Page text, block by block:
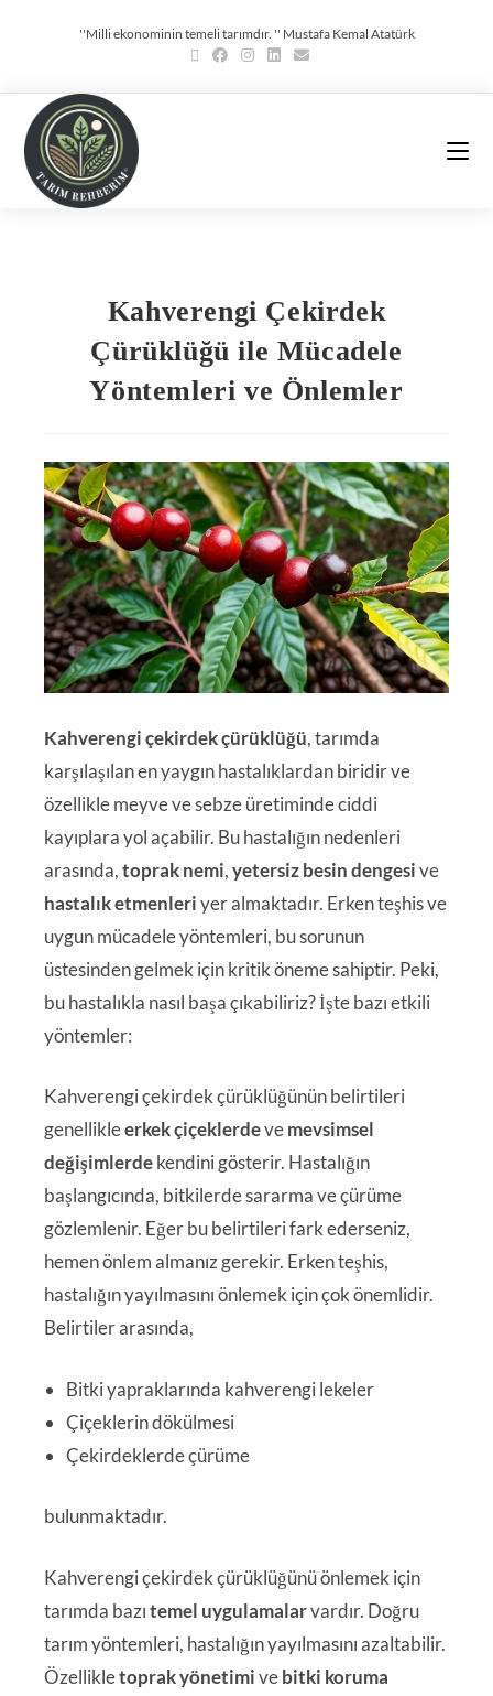
''Milli ekonominin temeli tarımdır. '' Mustafa Kemal Atatürk
Kahverengi Çekirdek
Çürüklüğü ile Mücadele
Yöntemleri ve Önlemler
Kahverengi çekirdek çürüklüğü, tarımda
karşılaşılan en yaygın hastalıklardan biridir ve
özellikle meyve ve sebze üretiminde ciddi
kayıplara yol açabilir. Bu hastalığın nedenleri
arasında,toprak nemi,yetersiz besin dengesive
hastalık etmenleriyer almaktadır. Erken teşhis ve
uygun mücadele yöntemleri, bu sorunun
üstesinden gelmek için kritik öneme sahiptir. Peki,
bu hastalıkla nasıl başa çıkabiliriz? İşte bazı etkili
yöntemler:
Kahverengi çekirdek çürüklüğünün belirtileri
genellikleerkek çiçeklerdevemevsimsel
değişimlerdekendini gösterir. Hastalığın
başlangıcında, bitkilerde sararma ve çürüme
gözlemlenir. Eğer bu belirtileri fark ederseniz,
hemen önlem almanız gerekir. Erken teşhis,
hastalığın yayılmasını önlemek için çok önemlidir.
Belirtiler arasında,
Bitki yapraklarında kahverengi lekeler
Çiçeklerin dökülmesi
Çekirdeklerde çürüme
bulunmaktadır.
Kahverengi çekirdek çürüklüğünü önlemek için
tarımda bazıtemel uygulamalarvardır. Doğru
tarım yöntemleri, hastalığın yayılmasını azaltabilir.
Özellikletoprak yönetimivebitki koruma